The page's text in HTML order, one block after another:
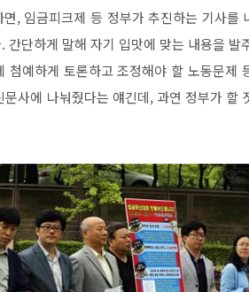
, 임금피크제 등 정부가 추진하는 기사를
단하게 말해 자기 입맛에 맞는 내용을 발
첨예하게 토론하고 조정해야 할 노동문제
사에 나눠줬다는 얘긴데, 과연 정부가 할